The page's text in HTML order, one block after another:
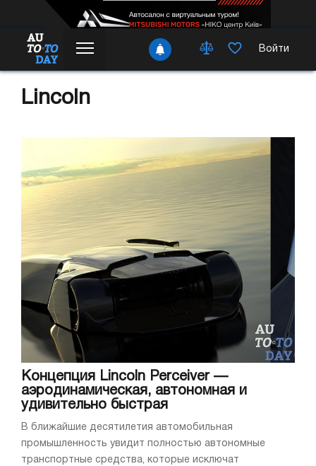
Войти
Lincoln
Концепция Lincoln Perceiver —
аэродинамическая, автономная и
удивительно быстрая
В ближайшие десятилетия автомобильная
промышленность увидит полностью автономные
транспортные средства, которые исключат